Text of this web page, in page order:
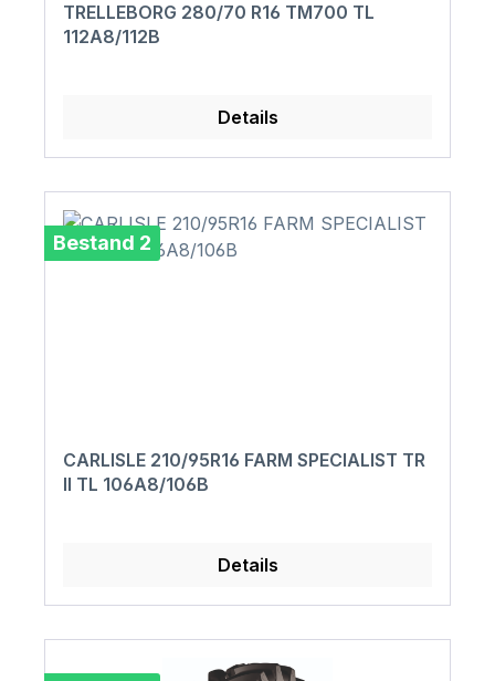
TRELLEBORG 280/70 R16 TM700 TL
112A8/112B
Details
Bestand 2
CARLISLE 210/95R16 FARM SPECIALIST TR
II TL 106A8/106B
Details